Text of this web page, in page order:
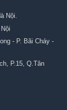
Nội.
- P. Bãi Cháy -
P.15, Q.Tân